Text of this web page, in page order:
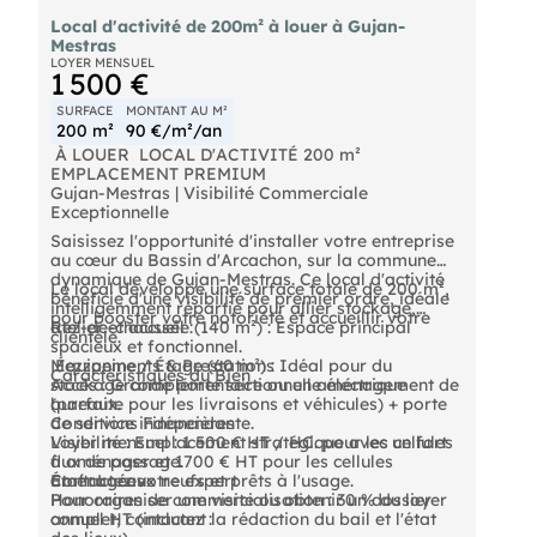
Local d'activité de 200m² à louer à Gujan-
Mestras
LOYER MENSUEL
1 500 €
SURFACE
200 m²
MONTANT AU M²
90 €/m²/an
️ À LOUER  LOCAL D'ACTIVITÉ 200 m² 
EMPLACEMENT PREMIUM
Gujan-Mestras | Visibilité Commerciale
Exceptionnelle
Saisissez l'opportunité d'installer votre entreprise
au cœur du Bassin d'Arcachon, sur la commune
dynamique de Gujan-Mestras. Ce local d'activité
bénéficie d'une visibilité de premier ordre, idéale
pour booster votre notoriété et accueillir votre
clientèle.
Caractéristiques du Bien
Le local développe une surface totale de 200 m²,
intelligemment répartie pour allier stockage,
atelier et accueil :
Rez-de-chaussée (140 m²) : Espace principal
spacieux et fonctionnel.
Mezzanine / Étage (60 m²) : Idéal pour du
stockage complémentaire ou un aménagement de
bureaux.
️ Équipements & Prestations
Accès : Grande porte sectionnelle électrique
(parfaite pour les livraisons et véhicules) + porte
de service indépendante.
Visibilité : Emplacement stratégique avec un fort
flux de passage.
État : Locaux neufs et prêts à l'usage.
Conditions Financières
Loyer mensuel : 1 500 € HT / HC. pour les cellules
à aménager et 1700 € HT pour les cellules
aménagées
Honoraires de commercialisation : 30 % du loyer
annuel HT (incluant la rédaction du bail et l'état
Contactez votre expert
Pour organiser une visite ou obtenir un dossier
complet, contactez :